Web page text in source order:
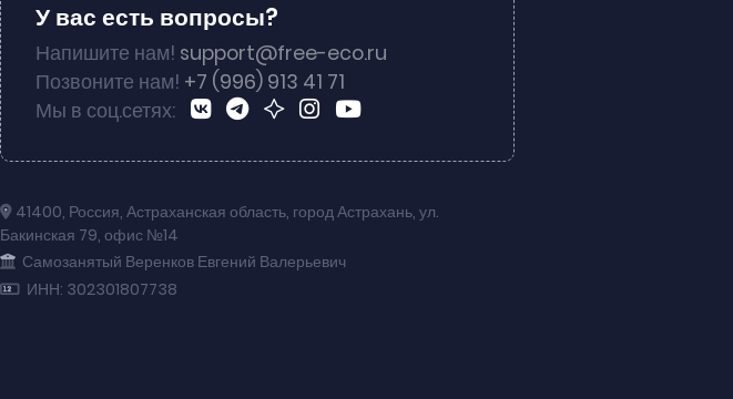
У вас есть вопросы?
Напишите нам! support@free-eco.ru
Позвоните нам! +7 (996) 913 41 71
Мы в соц.сетях:
41400, Россия, Астраханская область, город Астрахань, ул.
Бакинская 79, офис №14
Самозанятый Веренков Евгений Валерьевич
ИНН: 302301807738